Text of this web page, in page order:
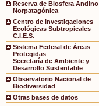
Reserva de Biosfera Andino
Norpatagónica
Centro de Investigaciones
Ecológicas Subtropicales
C.I.E.S.
Sistema Federal de Áreas
Protegidas
Secretaría de Ambiente y
Desarrollo Sustentable
Observatorio Nacional de
Biodiversidad
Otras bases de datos